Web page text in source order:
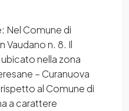
Nel Comune di
Vaudano n. 8. Il
nella zona
– Curanuova
al Comune di
a carattere